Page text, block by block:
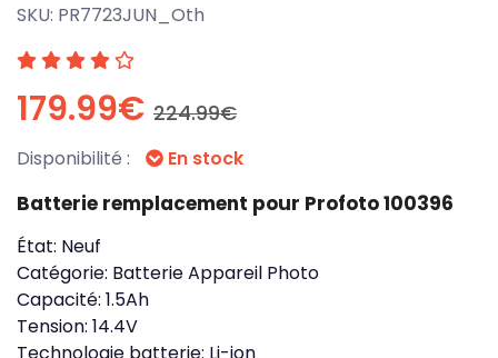
SKU: PR7723JUN_Oth
179.99€ 224.99€
Disponibilité : En stock
Batterie remplacement pour Profoto 100396
État: Neuf
Catégorie: Batterie Appareil Photo
Capacité: 1.5Ah
Tension: 14.4V